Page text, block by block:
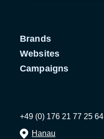
+49 (0) 176 21 77 25 64
Hanau
Brands
Websites
Campaigns